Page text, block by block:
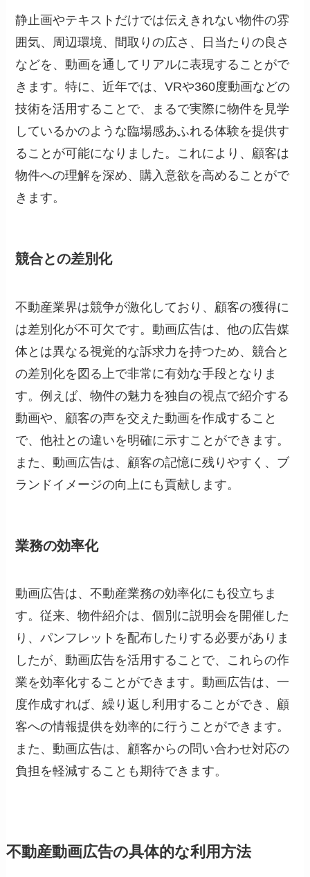
静止画やテキストだけでは伝えきれない物件の雰
囲気、周辺環境、間取りの広さ、日当たりの良さ
などを、動画を通してリアルに表現することがで
きます。特に、近年では、VRや360度動画などの
技術を活用することで、まるで実際に物件を見学
しているかのような臨場感あふれる体験を提供す
ることが可能になりました。これにより、顧客は
物件への理解を深め、購入意欲を高めることがで
きます。
競合との差別化
不動産業界は競争が激化しており、顧客の獲得に
は差別化が不可欠です。動画広告は、他の広告媒
体とは異なる視覚的な訴求力を持つため、競合と
の差別化を図る上で非常に有効な手段となりま
す。例えば、物件の魅力を独自の視点で紹介する
動画や、顧客の声を交えた動画を作成すること
で、他社との違いを明確に示すことができます。
また、動画広告は、顧客の記憶に残りやすく、ブ
ランドイメージの向上にも貢献します。
業務の効率化
動画広告は、不動産業務の効率化にも役立ちま
す。従来、物件紹介は、個別に説明会を開催した
り、パンフレットを配布したりする必要がありま
したが、動画広告を活用することで、これらの作
業を効率化することができます。動画広告は、一
度作成すれば、繰り返し利用することができ、顧
客への情報提供を効率的に行うことができます。
また、動画広告は、顧客からの問い合わせ対応の
負担を軽減することも期待できます。
不動産動画広告の具体的な利用方法